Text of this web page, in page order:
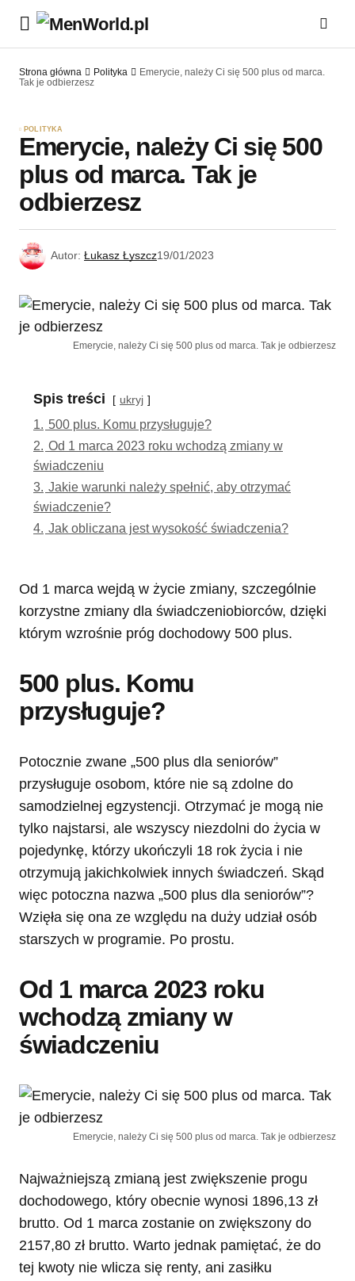
Strona główna Polityka
Emerycie, należy Ci się 500 plus od marca.
Tak je odbierzesz
POLITYKA
Emerycie, należy Ci się 500
plus od marca. Tak je
odbierzesz
Autor: Łukasz Łyszcz19/01/2023
Emerycie, należy Ci się 500 plus od marca. Tak je odbierzesz
Spis treści ukryj
1. 500 plus. Komu przysługuje?
2. Od 1 marca 2023 roku wchodzą zmiany w
świadczeniu
3. Jakie warunki należy spełnić, aby otrzymać
świadczenie?
4. Jak obliczana jest wysokość świadczenia?
Od 1 marca wejdą w życie zmiany, szczególnie
korzystne zmiany dla świadczeniobiorców, dzięki
którym wzrośnie próg dochodowy 500 plus.
500 plus. Komu
przysługuje?
Potocznie zwane „500 plus dla seniorów”
przysługuje osobom, które nie są zdolne do
samodzielnej egzystencji. Otrzymać je mogą nie
tylko najstarsi, ale wszyscy niezdolni do życia w
pojedynkę, którzy ukończyli 18 rok życia i nie
otrzymują jakichkolwiek innych świadczeń. Skąd
więc potoczna nazwa „500 plus dla seniorów”?
Wzięła się ona ze względu na duży udział osób
starszych w programie. Po prostu.
Od 1 marca 2023 roku
wchodzą zmiany w
świadczeniu
Emerycie, należy Ci się 500 plus od marca. Tak je odbierzesz
Najważniejszą zmianą jest zwiększenie progu
dochodowego, który obecnie wynosi 1896,13 zł
brutto. Od 1 marca zostanie on zwiększony do
2157,80 zł brutto. Warto jednak pamiętać, że do
tej kwoty nie wlicza się renty, ani zasiłku